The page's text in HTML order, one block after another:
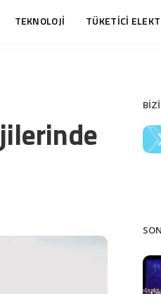
TEKNOLOJİ TÜKETİCİ